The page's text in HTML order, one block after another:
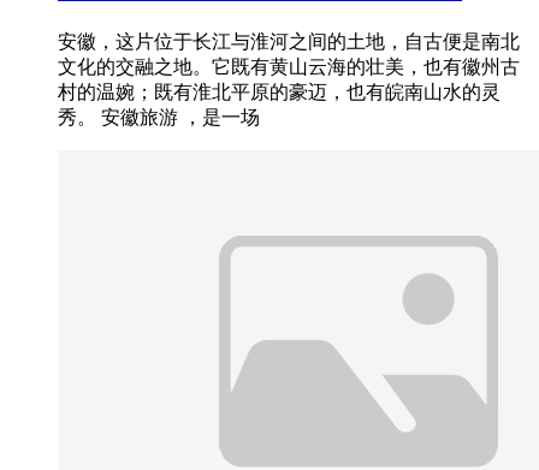
安徽，这片位于长江与淮河之间的土地，自古便是南北
文化的交融之地。它既有黄山云海的壮美，也有徽州古
村的温婉；既有淮北平原的豪迈，也有皖南山水的灵
秀。 安徽旅游 ，是一场